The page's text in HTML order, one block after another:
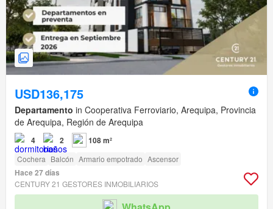
USD136,175
Departamento in Cooperativa Ferroviario, Arequipa, Provincia
de Arequipa, Región de Arequipa
4 2 108 m²
Cochera Balcón Armario empotrado Ascensor
Hace 27 días
CENTURY 21 GESTORES INMOBILIARIOS